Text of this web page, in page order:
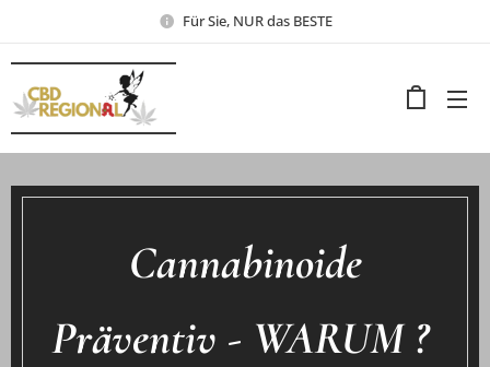
Für Sie, NUR das BESTE
Cannabinoide
Präventiv - WARUM ?